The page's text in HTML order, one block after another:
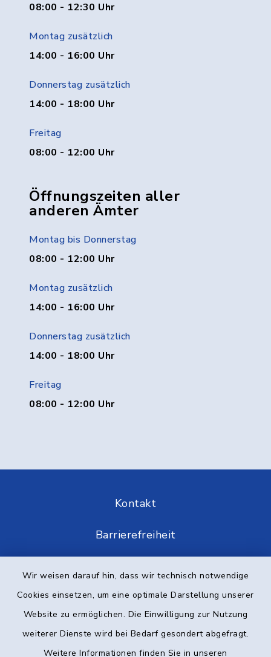
Wir weisen darauf hin, dass wir technisch notwendige
Cookies einsetzen, um eine optimale Darstellung unserer
Website zu ermöglichen. Die Einwilligung zur Nutzung
weiterer Dienste wird bei Bedarf gesondert abgefragt.
Weitere Informationen finden Sie in unseren
08:00 - 12:30 Uhr
Montag zusätzlich
14:00 - 16:00 Uhr
Donnerstag zusätzlich
14:00 - 18:00 Uhr
Freitag
08:00 - 12:00 Uhr
Öffnungszeiten aller
anderen Ämter
Montag bis Donnerstag
08:00 - 12:00 Uhr
Montag zusätzlich
14:00 - 16:00 Uhr
Donnerstag zusätzlich
14:00 - 18:00 Uhr
Freitag
08:00 - 12:00 Uhr
Kontakt
Barrierefreiheit
Impressum
Elektronische Kommunikation